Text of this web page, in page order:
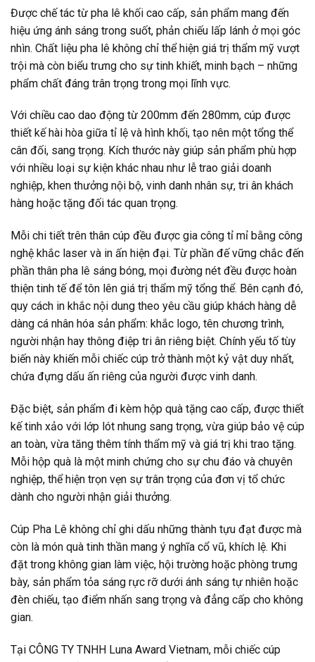
Được chế tác từ pha lê khối cao cấp, sản phẩm mang đến
hiệu ứng ánh sáng trong suốt, phản chiếu lấp lánh ở mọi góc
nhìn. Chất liệu pha lê không chỉ thể hiện giá trị thẩm mỹ vượt
trội mà còn biểu trưng cho sự tinh khiết, minh bạch – những
phẩm chất đáng trân trọng trong mọi lĩnh vực.
Với chiều cao dao động từ 200mm đến 280mm, cúp được
thiết kế hài hòa giữa tỉ lệ và hình khối, tạo nên một tổng thể
cân đối, sang trọng. Kích thước này giúp sản phẩm phù hợp
với nhiều loại sự kiện khác nhau như lễ trao giải doanh
nghiệp, khen thưởng nội bộ, vinh danh nhân sự, tri ân khách
hàng hoặc tặng đối tác quan trọng.
Mỗi chi tiết trên thân cúp đều được gia công tỉ mỉ bằng công
nghệ khắc laser và in ấn hiện đại. Từ phần đế vững chắc đến
phần thân pha lê sáng bóng, mọi đường nét đều được hoàn
thiện tinh tế để tôn lên giá trị thẩm mỹ tổng thể. Bên cạnh đó,
quy cách in khắc nội dung theo yêu cầu giúp khách hàng dễ
dàng cá nhân hóa sản phẩm: khắc logo, tên chương trình,
người nhận hay thông điệp tri ân riêng biệt. Chính yếu tố tùy
biến này khiến mỗi chiếc cúp trở thành một kỷ vật duy nhất,
chứa đựng dấu ấn riêng của người được vinh danh.
Đặc biệt, sản phẩm đi kèm hộp quà tặng cao cấp, được thiết
kế tinh xảo với lớp lót nhung sang trọng, vừa giúp bảo vệ cúp
an toàn, vừa tăng thêm tính thẩm mỹ và giá trị khi trao tặng.
Mỗi hộp quà là một minh chứng cho sự chu đáo và chuyên
nghiệp, thể hiện trọn vẹn sự trân trọng của đơn vị tổ chức
dành cho người nhận giải thưởng.
Cúp Pha Lê không chỉ ghi dấu những thành tựu đạt được mà
còn là món quà tinh thần mang ý nghĩa cổ vũ, khích lệ. Khi
đặt trong không gian làm việc, hội trường hoặc phòng trưng
bày, sản phẩm tỏa sáng rực rỡ dưới ánh sáng tự nhiên hoặc
đèn chiếu, tạo điểm nhấn sang trọng và đẳng cấp cho không
gian.
Tại CÔNG TY TNHH Luna Award Vietnam, mỗi chiếc cúp